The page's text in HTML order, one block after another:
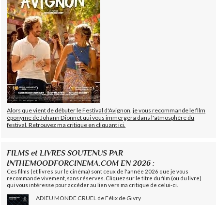
Alors que vient de débuter le Festival d'Avignon, je vous recommande le film
éponyme de Johann Dionnet qui vous immergera dans l'atmosphère du
festival. Retrouvez ma critique en cliquant ici.
FILMS et LIVRES SOUTENUS PAR
INTHEMOODFORCINEMA.COM EN 2026 :
Ces films (et livres sur le cinéma) sont ceux de l'année 2026 que je vous
recommande vivement, sans réserves. Cliquez sur le titre du film (ou du livre)
qui vous intéresse pour accéder au lien vers ma critique de celui-ci.
ADIEU MONDE CRUEL de Félix de Givry